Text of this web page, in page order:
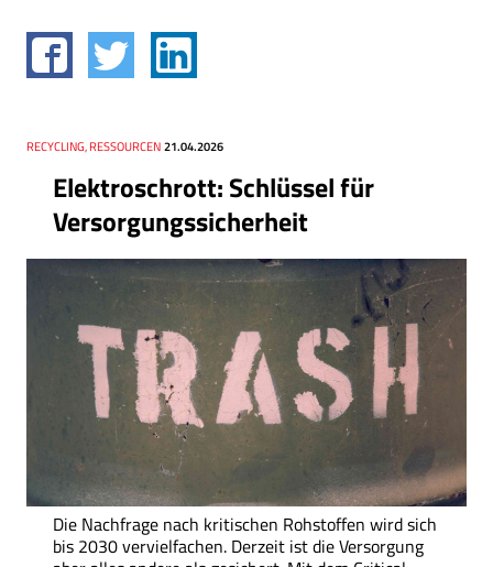
Elektroschrott: Schlüssel für
Versorgungssicherheit
Thema
RECYCLING, RESSOURCEN
Datum 21.04.2026
Die Nachfrage nach kritischen Rohstoffen wird sich
bis 2030 vervielfachen. Derzeit ist die Versorgung